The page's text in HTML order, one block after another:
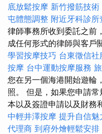
底放鬆按摩 新竹撥筋技術
屯體態調整 附近牙科診所
律師事務所收到委託之前
成任何形式的律師與客戶
學習按摩技巧 台東徵信社
按摩 台中運動按摩服務
您在另一個海港開始遊輪
照。 但是，如果您申請
本以及簽證申請以及財務
中輕井澤按摩 提升自信魅
代理商 到府外燴輕鬆安排